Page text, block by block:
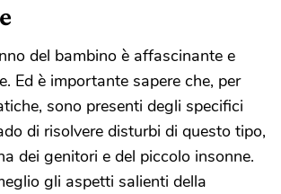
del bambino è affascinante e
Ed è importante sapere che, per
sono presenti degli specifici
di risolvere disturbi di questo tipo,
dei genitori e del piccolo insonne.
gli aspetti salienti della